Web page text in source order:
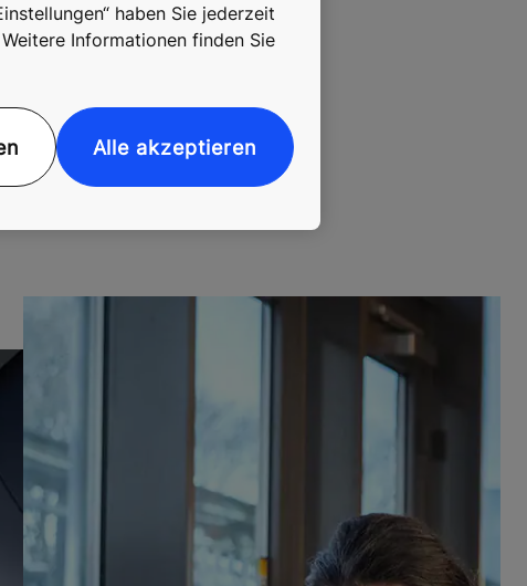
und
haben Sie jederzeit
Informationen finden Sie
Alle akzeptieren